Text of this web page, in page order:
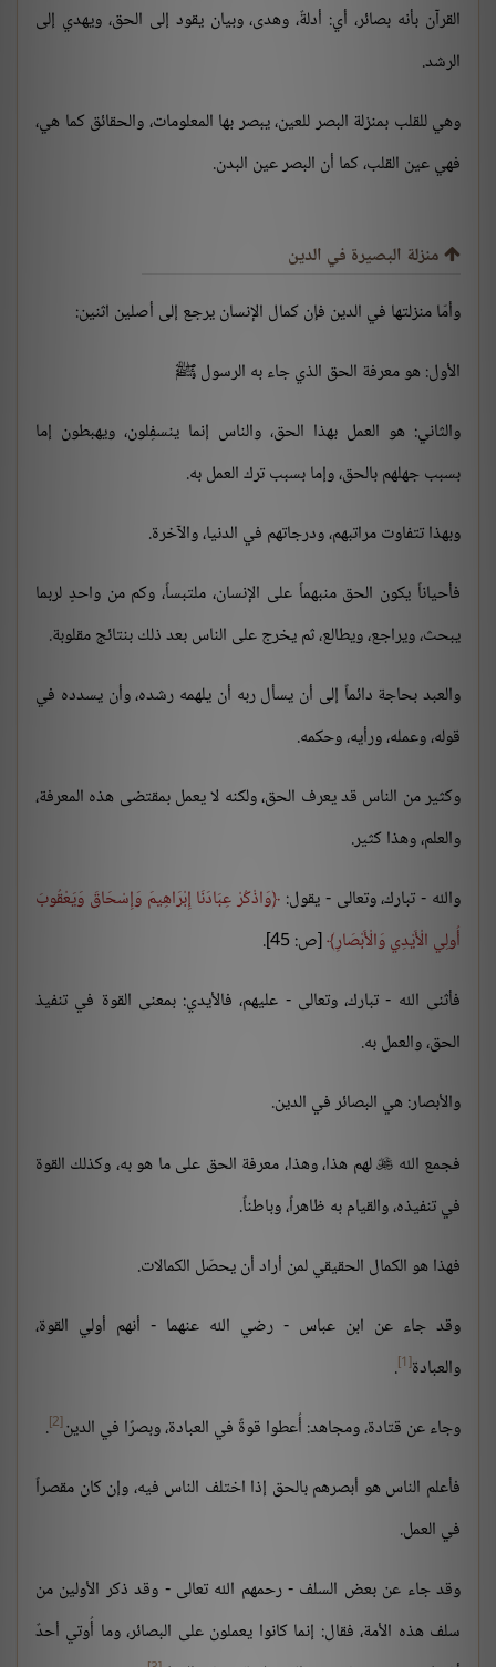
القرآن بأنه بصائر، أي: أدلةٌ، وهدى، وبيان يقود إلى الحق، ويهدي إلى
الرشد.
وهي للقلب بمنزلة البصر للعين، يبصر بها المعلومات، والحقائق كما هي،
فهي عين القلب، كما أن البصر عين البدن.
منزلة البصيرة في الدين
وأمّا منزلتها في الدين فإن كمال الإنسان يرجع إلى أصلين اثنين:
الأول: هو معرفة الحق الذي جاء به الرسول ﷺ
والثاني: هو العمل بهذا الحق، والناس إنما ينسفِلون، ويهبطون إما
بسبب جهلهم بالحق، وإما بسبب ترك العمل به.
وبهذا تتفاوت مراتبهم، ودرجاتهم في الدنيا، والآخرة.
فأحياناً يكون الحق منبهماً على الإنسان، ملتبساً، وكم من واحدٍ لربما
يبحث، ويراجع، ويطالع، ثم يخرج على الناس بعد ذلك بنتائج مقلوبة.
والعبد بحاجة دائماً إلى أن يسأل ربه أن يلهمه رشده، وأن يسدده في
قوله، وعمله، ورأيه، وحكمه.
وكثير من الناس قد يعرف الحق، ولكنه لا يعمل بمقتضى هذه المعرفة،
والعلم، وهذا كثير.
والله - تبارك، وتعالى - يقول: وَاذْكُرْ عِبَادَنَا إِبْرَاهِيمَ وَإِسْحَاقَ وَيَعْقُوبَ
أُولِي الْأَيْدِي وَالْأَبْصَارِ [ص: 45].
فأثنى الله - تبارك، وتعالى - عليهم، فالأيدي: بمعنى القوة في تنفيذ
الحق، والعمل به.
والأبصار: هي البصائر في الدين.
فجمع الله لهم هذا، وهذا، معرفة الحق على ما هو به، وكذلك القوة
في تنفيذه، والقيام به ظاهراً، وباطناً.
فهذا هو الكمال الحقيقي لمن أراد أن يحصّل الكمالات.
وقد جاء عن ابن عباس - رضي الله عنهما - أنهم أولي القوة،
والعبادة[1]
.
وجاء عن قتادة، ومجاهد: أُعطوا قوةً في العبادة، وبصرًا في الدين[2]
.
فأعلم الناس هو أبصرهم بالحق إذا اختلف الناس فيه، وإن كان مقصراً
في العمل.
وقد جاء عن بعض السلف - رحمهم الله تعالى - وقد ذكر الأولين من
سلف هذه الأمة، فقال: إنما كانوا يعملون على البصائر، وما أُوتي أحدٌ